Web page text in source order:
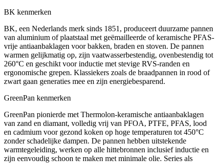
BK kenmerken
BK, een Nederlands merk sinds 1851, produceert duurzame pannen
van aluminium of plaatstaal met geëmailleerde of keramische PFAS-
vrije antiaanbaklagen voor bakken, braden en stoven. De pannen
warmen gelijkmatig op, zijn vaatwasserbestendig, ovenbestendig tot
260°C en geschikt voor inductie met stevige RVS-randen en
ergonomische grepen. Klassiekers zoals de braadpannen in rood of
zwart gaan generaties mee en zijn energiebesparend.
GreenPan kenmerken
GreenPan pionierde met Thermolon-keramische antiaanbaklagen
van zand en diamant, volledig vrij van PFOA, PTFE, PFAS, lood
en cadmium voor gezond koken op hoge temperaturen tot 450°C
zonder schadelijke dampen. De pannen hebben uitstekende
warmtegeleiding, werken op alle hittebronnen inclusief inductie en
zijn eenvoudig schoon te maken met minimale olie. Series als